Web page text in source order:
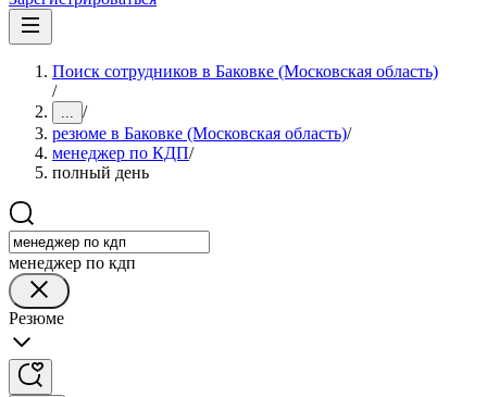
Поиск сотрудников в Баковке (Московская область)
/
... /
резюме в Баковке (Московская область)/
менеджер по КДП/
полный день
менеджер по кдп
Резюме